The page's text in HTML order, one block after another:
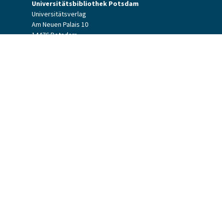
Universitätsbibliothek Potsdam
Universitätsverlag
Am Neuen Palais 10
14476 Potsdam